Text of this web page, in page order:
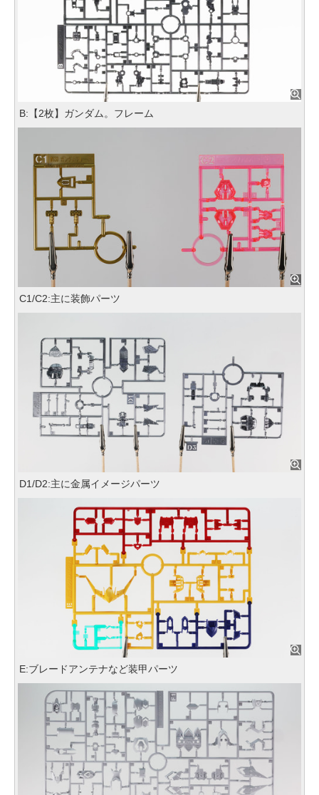
B:【2枚】ガンダム。フレーム
C1/C2:主に装飾パーツ
D1/D2:主に金属イメージパーツ
E:ブレードアンテナなど装甲パーツ